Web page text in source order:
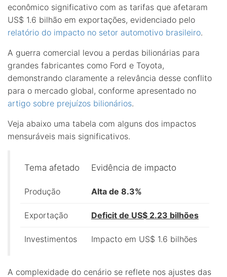
econômico significativo com as tarifas que afetaram
US$ 1.6 bilhão em exportações, evidenciado pelo
relatório do impacto no setor automotivo brasileiro.
A guerra comercial levou a perdas bilionárias para
grandes fabricantes como Ford e Toyota,
demonstrando claramente a relevância desse conflito
para o mercado global, conforme apresentado no
artigo sobre prejuízos bilionários.
Veja abaixo uma tabela com alguns dos impactos
mensuráveis mais significativos.
Tema afetado Evidência de impacto
Produção Alta de 8.3%
Exportação Deficit de US$ 2.23 bilhões
Investimentos Impacto em US$ 1.6 bilhões
A complexidade do cenário se reflete nos ajustes das